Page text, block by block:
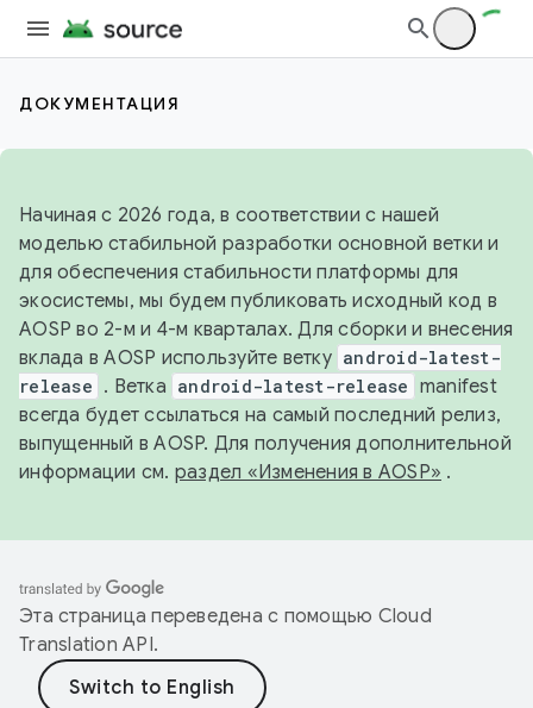
ДОКУМЕНТАЦИЯ
Начиная с 2026 года, в соответствии с нашей
моделью стабильной разработки основной ветки и
для обеспечения стабильности платформы для
экосистемы, мы будем публиковать исходный код в
AOSP во 2-м и 4-м кварталах. Для сборки и внесения
вклада в AOSP используйте ветку android-latest-
release . Ветка android-latest-release manifest
всегда будет ссылаться на самый последний релиз,
выпущенный в AOSP. Для получения дополнительной
информации см. раздел «Изменения в AOSP» .
Эта страница переведена с помощью Cloud
Translation API.